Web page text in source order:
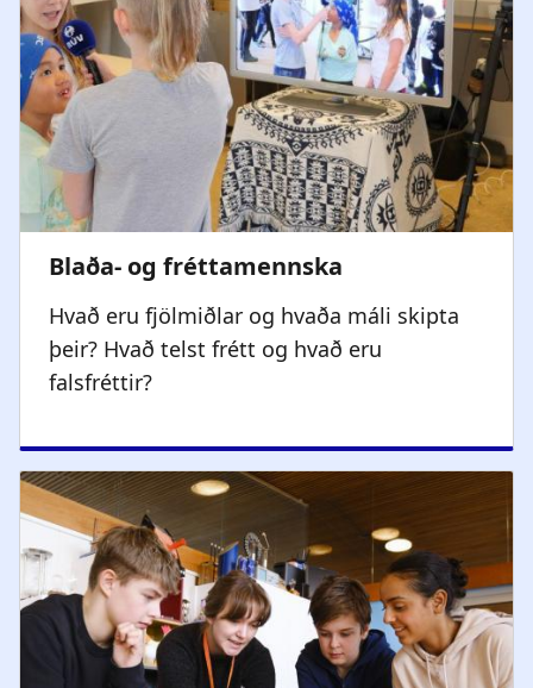
Hvað eru fjölmiðlar og hvaða máli skipta
þeir? Hvað telst frétt og hvað eru
falsfréttir?